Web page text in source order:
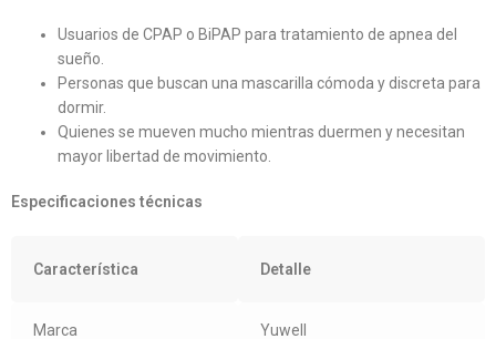
Usuarios de CPAP o BiPAP para tratamiento de apnea del
sueño.
Personas que buscan una mascarilla cómoda y discreta para
dormir.
Quienes se mueven mucho mientras duermen y necesitan
mayor libertad de movimiento.
Especificaciones técnicas
Característica Detalle
Marca Yuwell